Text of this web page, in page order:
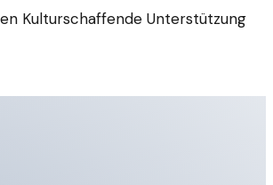
Kulturschaffende Unterstützung